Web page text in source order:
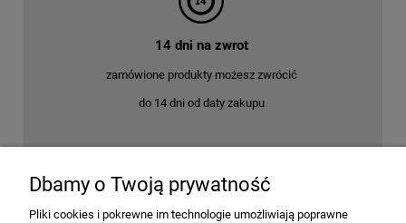
14 dni na zwrot
zamówione produkty możesz zwrócić
do 14 dni od daty zakupu
POMOC
Dbamy o Twoją prywatność
Pliki cookies i pokrewne im technologie umożliwiają poprawne